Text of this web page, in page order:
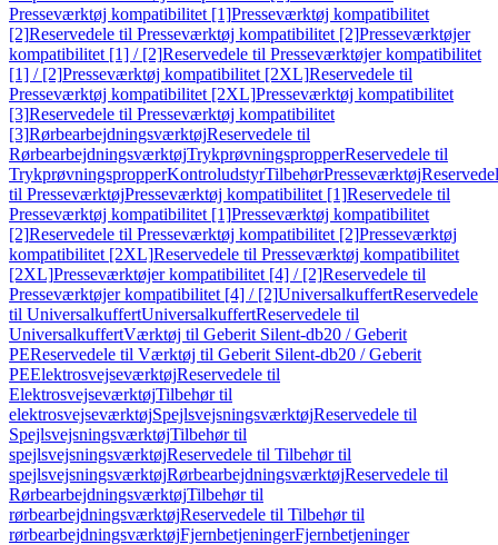
Presseværktøj kompatibilitet [1]Presseværktøj kompatibilitet
[2]Reservedele til Presseværktøj kompatibilitet [2]Presseværktøjer
kompatibilitet [1] / [2]Reservedele til Presseværktøjer kompatibilitet
[1] / [2]Presseværktøj kompatibilitet [2XL]Reservedele til
Presseværktøj kompatibilitet [2XL]Presseværktøj kompatibilitet
[3]Reservedele til Presseværktøj kompatibilitet
[3]RørbearbejdningsværktøjReservedele til
RørbearbejdningsværktøjTrykprøvningspropperReservedele til
TrykprøvningspropperKontroludstyrTilbehørPresseværktøj
til PresseværktøjPresseværktøj kompatibilitet [1]Reservedele til
Presseværktøj kompatibilitet [1]Presseværktøj kompatibilitet
[2]Reservedele til Presseværktøj kompatibilitet [2]Presseværktøj
kompatibilitet [2XL]Reservedele til Presseværktøj kompatibilitet
[2XL]Presseværktøjer kompatibilitet [4] / [2]Reservedele til
Presseværktøjer kompatibilitet [4] / [2]UniversalkuffertReservedele
til UniversalkuffertUniversalkuffertReservedele til
UniversalkuffertVærktøj til Geberit Silent-db20 / Geberit
PEReservedele til Værktøj til Geberit Silent-db20 / Geberit
PEElektrosvejseværktøjReservedele til
ElektrosvejseværktøjTilbehør til
elektrosvejseværktøjSpejlsvejsningsværktøjReservedele til
SpejlsvejsningsværktøjTilbehør til
spejlsvejsningsværktøjReservedele til Tilbehør til
spejlsvejsningsværktøjRørbearbejdningsværktøjReservedele til
RørbearbejdningsværktøjTilbehør til
rørbearbejdningsværktøjReservedele til Tilbehør til
rørbearbejdningsværktøjFjernbetjeningerFjernbetjeninger